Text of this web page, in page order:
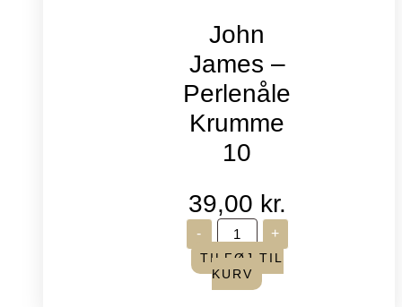
John
James –
Perlenåle
Krumme
10
39,00 kr.
-
John
James
-
Perlenåle
Krumme
+
TILFØJ TIL
KURV